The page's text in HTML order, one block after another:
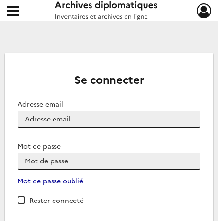
Archives diplomatiques
Ouvrir le menu déroulant
Se connecter
Adresse email
Mot de passe
Mot de passe oublié
Rester connecté